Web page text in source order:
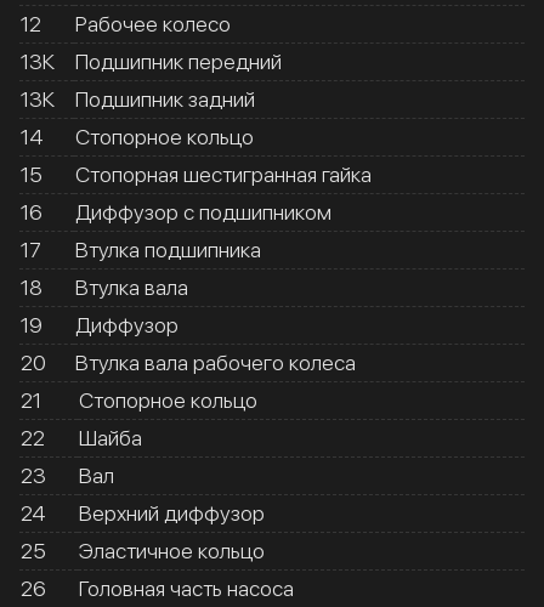
12
Рабочее колесо
13К
Подшипник передний
13К
Подшипник задний
14
Стопорное кольцо
15
Стопорная шестигранная гайка
16
Диффузор с подшипником
17
Втулка подшипника
18
Втулка вала
19
Диффузор
20
Втулка вала рабочего колеса
21
Стопорное кольцо
22
Шайба
23
Вал
24
Верхний диффузор
25
Эластичное кольцо
26
Головная часть насоса